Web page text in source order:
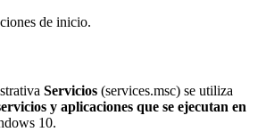
de inicio.
Servicios (services.msc) se utiliza
y aplicaciones que se ejecutan en
10.